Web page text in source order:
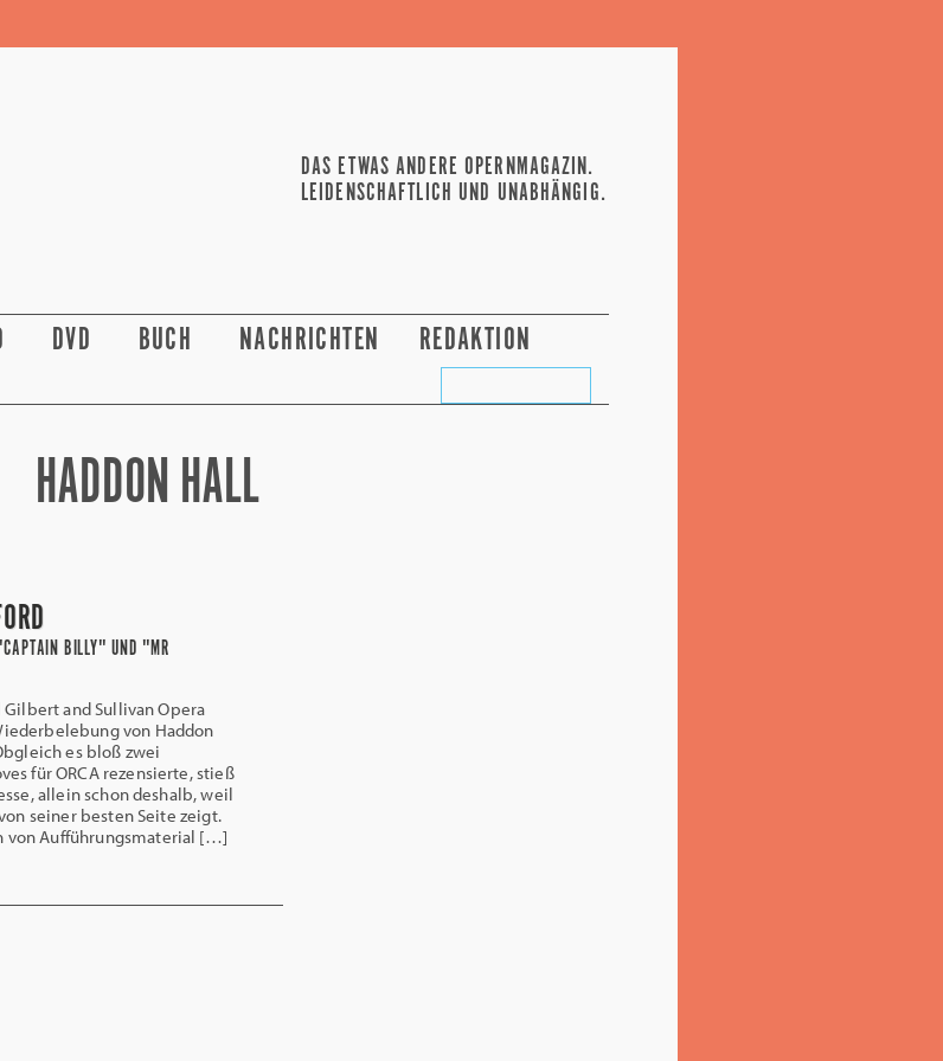
DAS ETWAS ANDERE OPERNMAGAZIN.
LEIDENSCHAFTLICH UND UNABHÄNGIG.
DVD BUCH NACHRICHTEN REDAKTION
HADDON HALL
BILLY" UND "MR
and Sullivan Opera
von Haddon
es bloß zwei
für ORCA rezensierte, stieß
allein schon deshalb, weil
seiner besten Seite zeigt.
von Aufführungsmaterial […]